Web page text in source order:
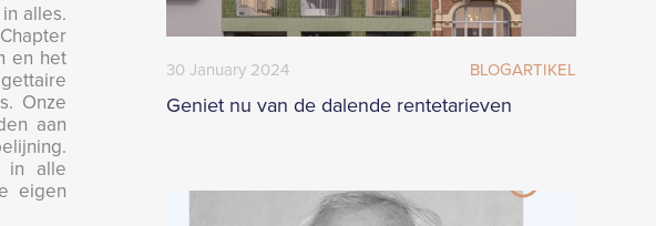
30 January 2024 BLOGARTIKEL
Geniet nu van de dalende rentetarieven
alles.
en het
Onze
aan
in alle
eigen